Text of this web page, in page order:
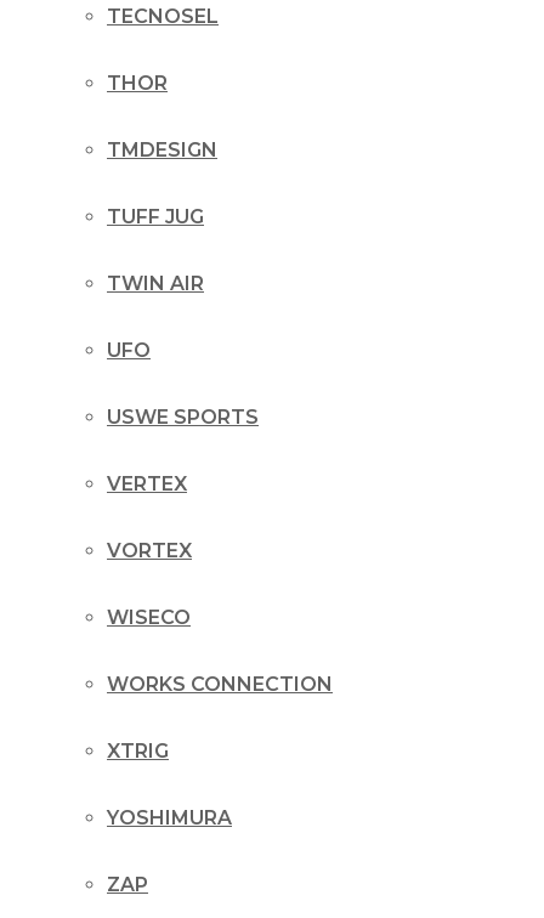
TECNOSEL
THOR
TMDESIGN
TUFF JUG
TWIN AIR
UFO
USWE SPORTS
VERTEX
VORTEX
WISECO
WORKS CONNECTION
XTRIG
YOSHIMURA
ZAP